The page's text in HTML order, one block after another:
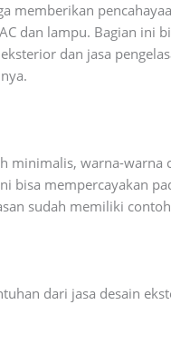
memberikan
dan lampu. Bagian ini
dan jasa
minimalis, warna-warna
bisa mempercayakan
sudah memiliki
dari jasa desain